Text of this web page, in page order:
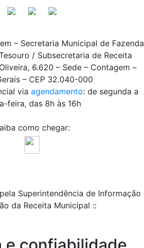
– Secretaria Municipal de Fazenda
/ Subsecretaria de Receita
6.620 – Sede – Contagem –
– CEP 32.040-000
via agendamento: de segunda a
feira, das 8h às 16h
como chegar:
Superintendência de Informação
da Receita Municipal ::